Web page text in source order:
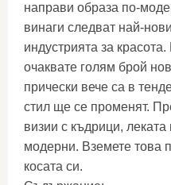
направи образа по-
винаги следват най-
индустрията за
очаквате голям брой
прически вече са в
стил ще се променят.
визии с къдрици,
модерни. Вземете това
косата си.